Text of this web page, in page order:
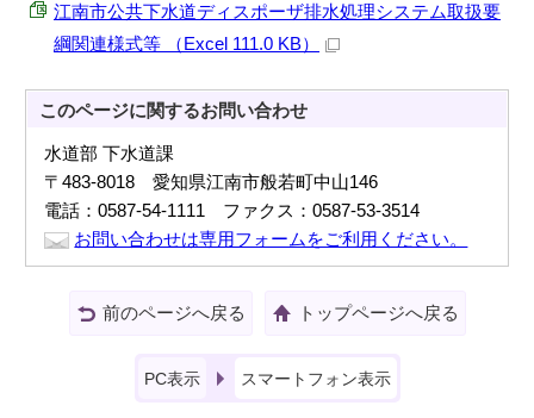
江南市公共下水道ディスポーザ排水処理システム取扱要
綱関連様式等 （Excel 111.0 KB）
このページに関するお問い合わせ
水道部 下水道課
〒483-8018 愛知県江南市般若町中山146
電話：0587-54-1111 ファクス：0587-53-3514
お問い合わせは専用フォームをご利用ください。
前のページへ戻る トップページへ戻る
PC表示 スマートフォン表示